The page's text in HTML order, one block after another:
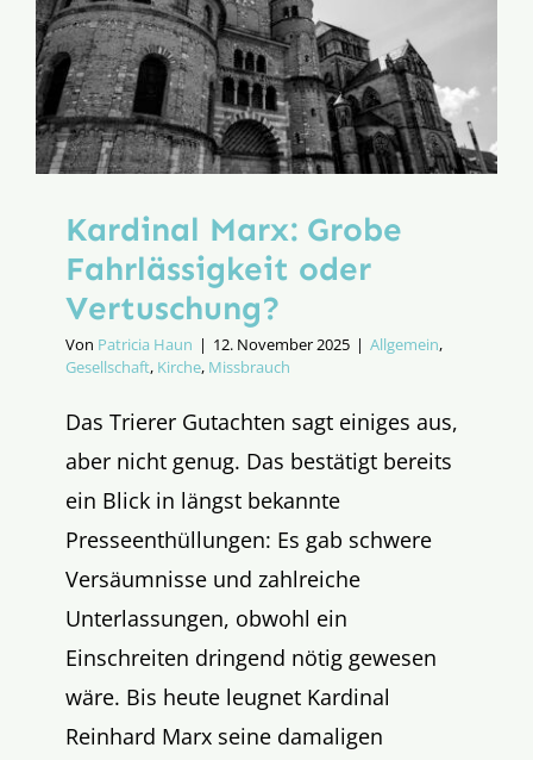
Kardinal Marx: Grobe
Fahrlässigkeit oder
Vertuschung?
Von Patricia Haun | 12. November 2025 | Allgemein,
Gesellschaft, Kirche, Missbrauch
Das Trierer Gutachten sagt einiges aus,
aber nicht genug. Das bestätigt bereits
ein Blick in längst bekannte
Presseenthüllungen: Es gab schwere
Versäumnisse und zahlreiche
Unterlassungen, obwohl ein
Einschreiten dringend nötig gewesen
wäre. Bis heute leugnet Kardinal
Reinhard Marx seine damaligen